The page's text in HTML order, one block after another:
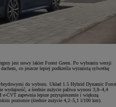
jest nowy lakier Forest Green. Po wybraniu wersji
co jeszcze lepiej podkreśla wyrazistą sylwetkę
do wyboru. Układ 1.5 Hybrid Dynamic Force
wydajność, a średnie zużycie paliwa wynosi 3,8–4,4
CVT zapewnia lepsze przyspieszenie i większą
poziomie (średnie zużycie 4,2–5,1 l/100 km).